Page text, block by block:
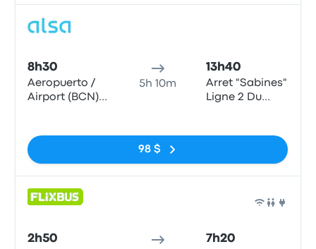
8h30
Aeropuerto /
Airport (BCN)
5h 10m
13h40
Arret "Sabines"
Ligne 2 Du
98 $
2h50 7h20